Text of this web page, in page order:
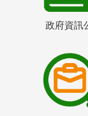
政府資訊